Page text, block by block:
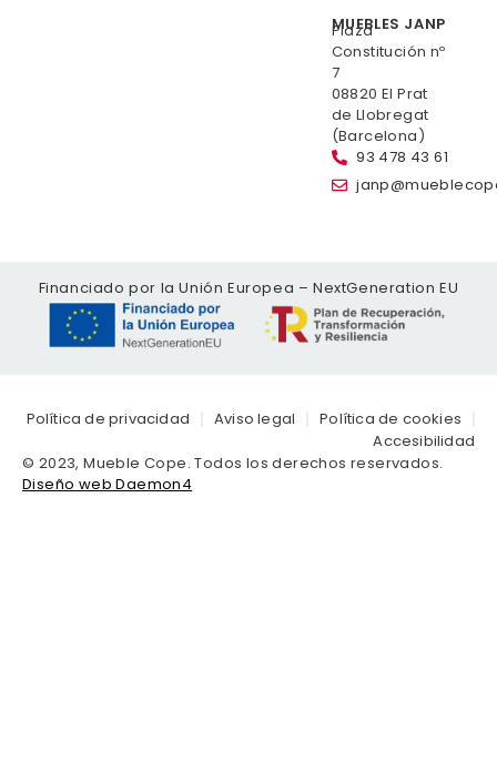
MUEBLES JANP
Plaza
Constitución nº
7
08820 El Prat
de Llobregat
(Barcelona)
93 478 43 61
Financiado por la Unión Europea – NextGeneration EU
© 2023, Mueble Cope. Todos los derechos reservados.
Diseño web Daemon4
Política de privacidad Aviso legal
Política de cookies
Accesibilidad